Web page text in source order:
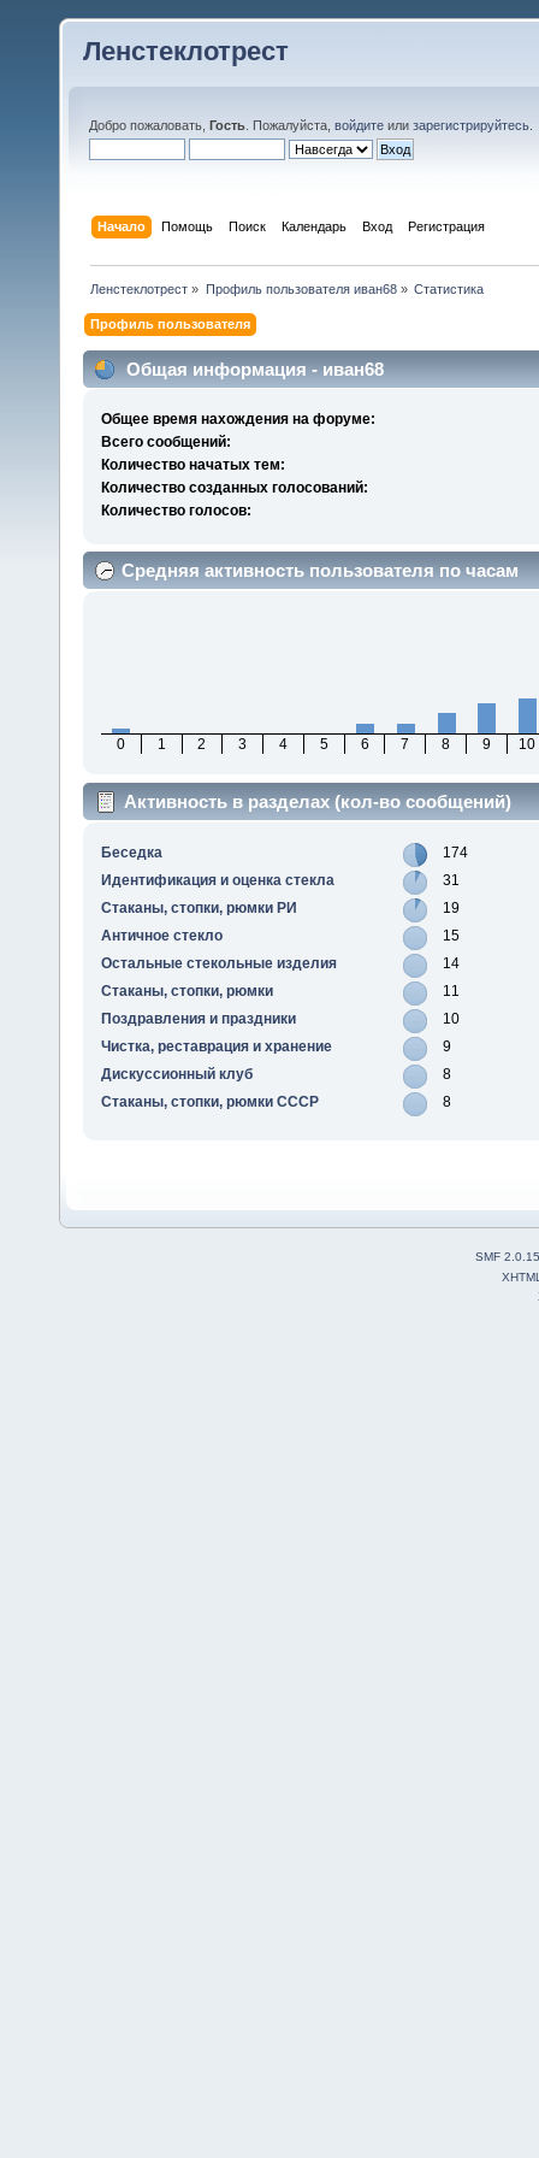
Ленстеклотрест
Добро пожаловать, Гость . Пожалуйста, войдите или зарегистрируйтесь
Начало Помощь Поиск Календарь Вход Регистрация
Ленстеклотрест » Профиль пользователя иван68» Статистика
Профиль пользователя
Общая информация - иван68
Общее время нахождения на форуме:
Всего сообщений:
Количество начатых тем:
Количество созданных голосований:
Количество голосов:
Средняя активность пользователя по часам
0 1 2 3 4 5 6 7 8 9 10
Активность в разделах (кол-во сообщений)
Беседка
174
Идентификация и оценка стекла
31
Стаканы, стопки, рюмки РИ
19
Античное стекло
15
Остальные стекольные изделия
14
Стаканы, стопки, рюмки
11
Поздравления и праздники
10
Чистка, реставрация и хранение
9
Дискуссионный клуб
8
Стаканы, стопки, рюмки СССР
8
SMF 2.0.15